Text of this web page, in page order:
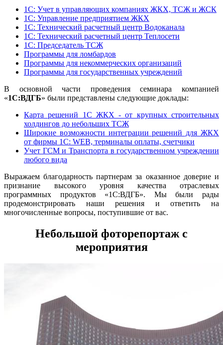
1С: Учет в управляющих компаниях ЖКХ, ТСЖ и ЖСК
1С: Управление предприятием ЖКХ
1С: Технический расчетный центр Водоканала
1С: Технический расчетный центр Теплосети
1С: Председатель ТСЖ
Программы для ломбардов
Программы для некоммерческих организаций
Программы для государственных учреждений
В основной части проведения семинара компанией
«1С:ВДГБ» были представлены следующие доклады:
Карта решений 1С ЖКХ - от крупных строительных
холдингов до небольших ТСЖ
Широкие возможности интеграции решений для ЖКХ
от фирмы 1С: WEB, терминалы оплаты, счетчики
Учет ГСМ и Транспорта в государственном учреждении
любого вида
Выражаем благодарность партнерам за оказанное доверие и
признание высокого уровня качества отраслевых
программных продуктов «1С:ВДГБ». Мы были рады
продемонстрировать наши решения и ответить на
многочисленные вопросы, поступившие от вас.
Небольшой фоторепортаж с
мероприятия